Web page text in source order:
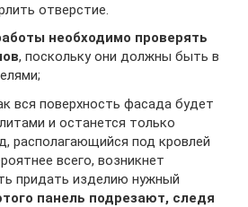
отверстие.
необходимо проверять
, поскольку они должны быть в
вся поверхность фасада будет
и останется только
располагающийся под кровлей
всего, возникнет
придать изделию нужный
панель подрезают, следя